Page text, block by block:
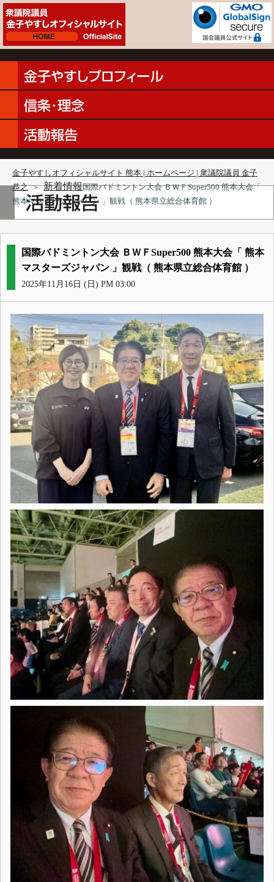
金子やすしオフィシャルサイト 熊本 | ホームページ | 衆議院議員 金子
恭之 ＞ 新着情報国際バドミントン大会 ＢＷＦSuper500 熊本大会「
熊本マスターズジャパン 」観戦（ 熊本県立総合体育館 ）
国際バドミントン大会 ＢＷＦSuper500 熊本大会「 熊本
マスターズジャパン 」観戦（ 熊本県立総合体育館 ）
2025年11月16日 (日) PM 03:00